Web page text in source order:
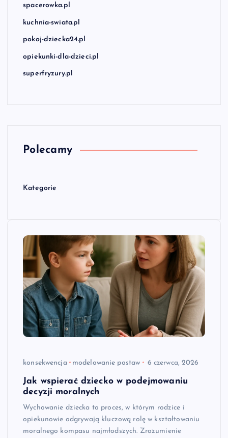
spacerowka.pl
kuchnia-swiata.pl
pokoj-dziecka24.pl
opiekunki-dla-dzieci.pl
superfryzury.pl
Polecamy
Kategorie
konsekwencja modelowanie postaw 6 czerwca, 2026
Jak wspierać dziecko w podejmowaniu
decyzji moralnych
Wychowanie dziecka to proces, w którym rodzice i
opiekunowie odgrywają kluczową rolę w kształtowaniu
moralnego kompasu najmłodszych. Zrozumienie